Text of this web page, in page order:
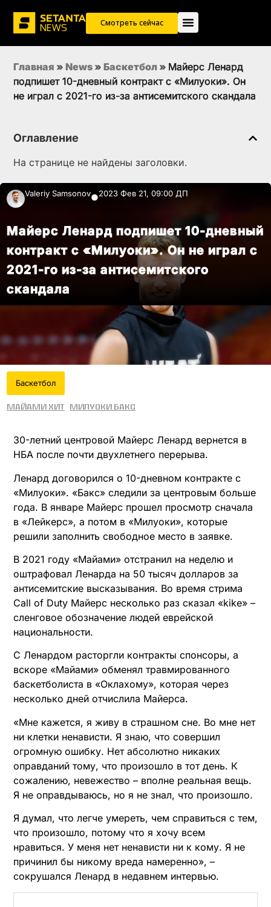
Смотреть сейчас
Главная » News » Баскетбол » Майерс Ленард
подпишет 10-дневный контракт с «Милуоки». Он
не играл с 2021-го из-за антисемитского скандала
Оглавление
На странице не найдены заголовки.
Valeriy Samsonov●2023 Фев 21, 09:00 ДП
Майерс Ленард подпишет 10-дневный
контракт с «Милуоки». Он не играл с
2021-го из-за антисемитского
скандала
Баскетбол
Майами Хит Милуоки Бакс
30-летний центровой Майерс Ленард вернется в
НБА после почти двухлетнего перерыва.
Ленард договорился о 10-дневном контракте с
«Милуоки». «Бакс» следили за центровым больше
года. В январе Майерс прошел просмотр сначала
в «Лейкерс», а потом в «Милуоки», которые
решили заполнить свободное место в заявке.
В 2021 году «Майами» отстранил на неделю и
оштрафовал Ленарда на 50 тысяч долларов за
антисемитские высказывания. Во время стрима
Call of Duty Майерс несколько раз сказал «kike» –
сленговое обозначение людей еврейской
национальности.
С Ленардом расторгли контракты спонсоры, а
вскоре «Майами» обменял травмированного
баскетболиста в «Оклахому», которая через
несколько дней отчислила Майерса.
«Мне кажется, я живу в страшном сне. Во мне нет
ни клетки ненависти. Я знаю, что совершил
огромную ошибку. Нет абсолютно никаких
оправданий тому, что произошло в тот день. К
сожалению, невежество – вполне реальная вещь.
Я не оправдываюсь, но я не знал, что произошло.
Я думал, что легче умереть, чем справиться с тем,
что произошло, потому что я хочу всем
нравиться. У меня нет ненависти ни к кому. Я не
причинил бы никому вреда намеренно», –
сокрушался Ленард в недавнем интервью.